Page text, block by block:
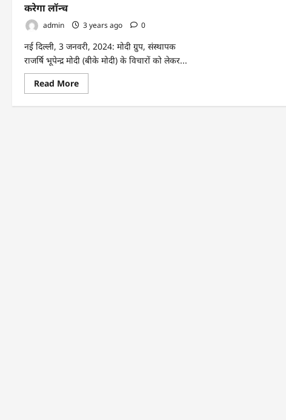
करेगा लॉन्च
admin 3 years ago 0
नई दिल्ली, 3 जनवरी, 2024: मोदी ग्रुप, संस्थापक
राजर्षि भूपेन्द्र मोदी (बीके मोदी) के विचारों को लेकर...
Read MoreRead
more
मोदी